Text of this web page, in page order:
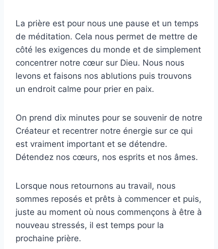
La prière est pour nous une pause et un temps
de méditation. Cela nous permet de mettre de
côté les exigences du monde et de simplement
concentrer notre cœur sur Dieu. Nous nous
levons et faisons nos ablutions puis trouvons
un endroit calme pour prier en paix.
On prend dix minutes pour se souvenir de notre
Créateur et recentrer notre énergie sur ce qui
est vraiment important et se détendre.
Détendez nos cœurs, nos esprits et nos âmes.
Lorsque nous retournons au travail, nous
sommes reposés et prêts à commencer et puis,
juste au moment où nous commençons à être à
nouveau stressés, il est temps pour la
prochaine prière.